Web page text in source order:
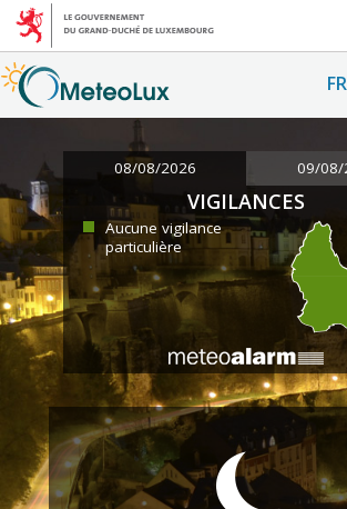
FR
08/08/2026 09/08/
VIGILANCES
Aucune vigilance
particulière